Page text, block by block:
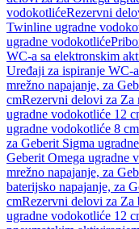
vodokotlićeRezervni
Twinline ugradne
ugradne vodokotliće
WC-a sa elektronskim
Uređaji za ispiranje WC-
mrežno napajanje, za
cmRezervni delovi za Za
ugradne vodokotliće 12
ugradne vodokotliće 8 cm
za Geberit Sigma
Geberit Omega ugradne
mrežno napajanje, za
baterijsko napajanje, za
cmRezervni delovi za Za
ugradne vodokotliće 12